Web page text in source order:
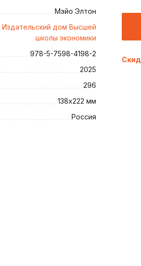
Мэйо Элтон
Издательский дом Высшей
школы экономики
978-5-7598-4198-2
2025
296
138х222 мм
Россия